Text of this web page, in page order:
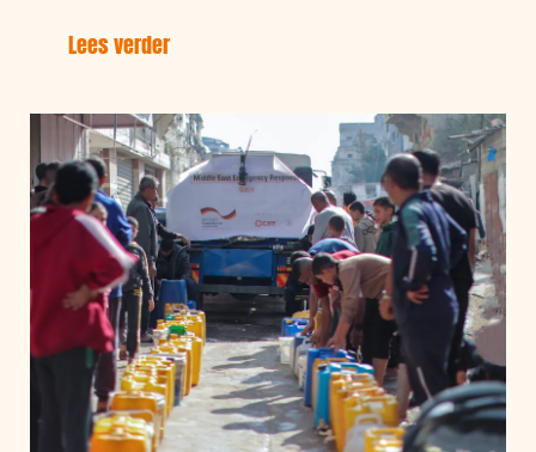
Lees verder
jaar
oorlog
in
Oekraïne:
Leven
op
30
kilometer
van
de
frontlinie